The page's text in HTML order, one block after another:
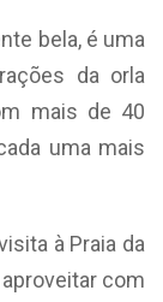
bela, é uma
da orla
mais de 40
uma mais
à Praia da
com